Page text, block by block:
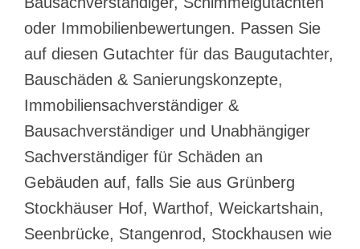
oder Immobilienbewertungen. Passen Sie
auf diesen Gutachter für das Baugutachter,
Bauschäden & Sanierungskonzepte,
Immobiliensachverständiger &
Bausachverständiger und Unabhängiger
Sachverständiger für Schäden an
Gebäuden auf, falls Sie aus Grünberg
Stockhäuser Hof, Warthof, Weickartshain,
Seenbrücke, Stangenrod, Stockhausen wie